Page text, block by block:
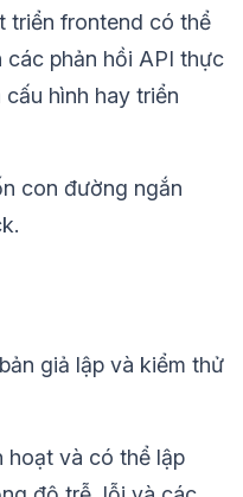
triển frontend có thể
các phản hồi API thực
hình hay triển
con đường ngắn
giả lập và kiểm thử
hoạt và có thể lập